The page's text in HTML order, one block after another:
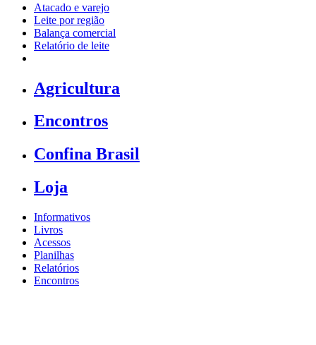
Atacado e varejo
Leite por região
Balança comercial
Relatório de leite
Agricultura
Encontros
Confina Brasil
Loja
Informativos
Livros
Acessos
Planilhas
Relatórios
Encontros